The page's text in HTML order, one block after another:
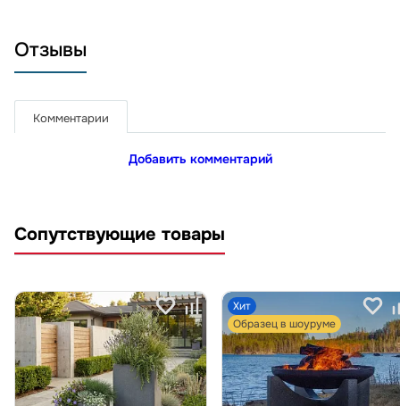
Отзывы
Комментарии
Добавить комментарий
Сопутствующие товары
Хит
Образец в шоуруме